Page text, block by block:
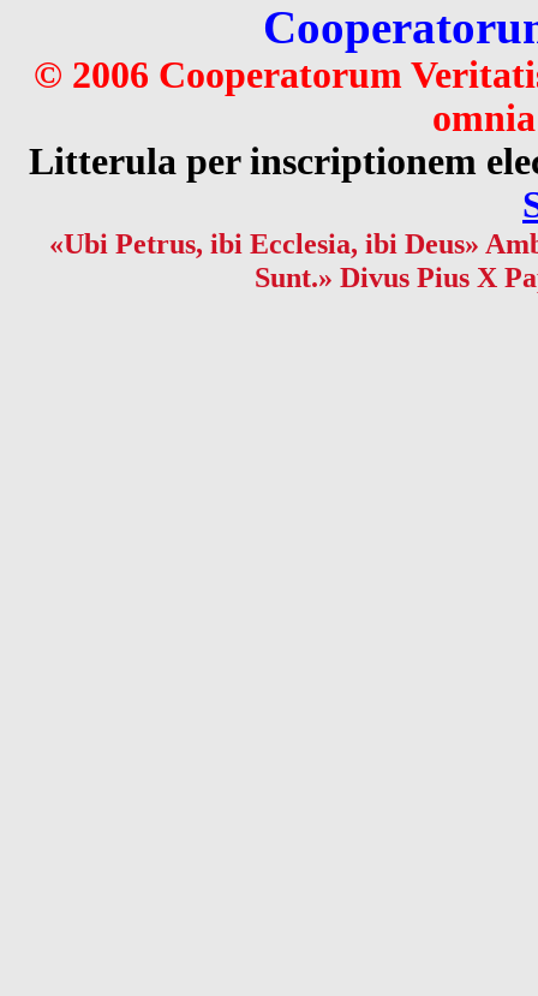
© 2006 Cooperatorum
Litterula per inscriptionem
«Ubi Petrus, ibi Ecclesia, ibi Deus»
Sunt.» Divus Pius X